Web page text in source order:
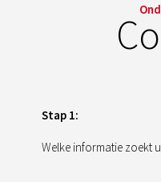
Stap 1:
Welke informatie zoekt